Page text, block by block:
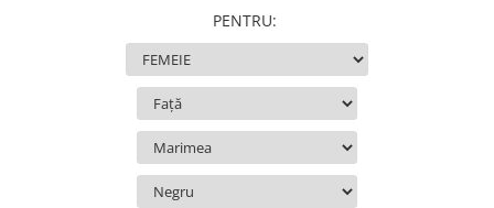
PENTRU: